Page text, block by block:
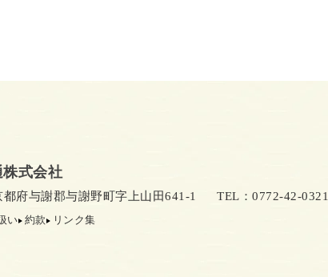
式会社
府与謝郡与謝野町字上山田641-1 TEL：0772-42-0321
い 約款 リンク集